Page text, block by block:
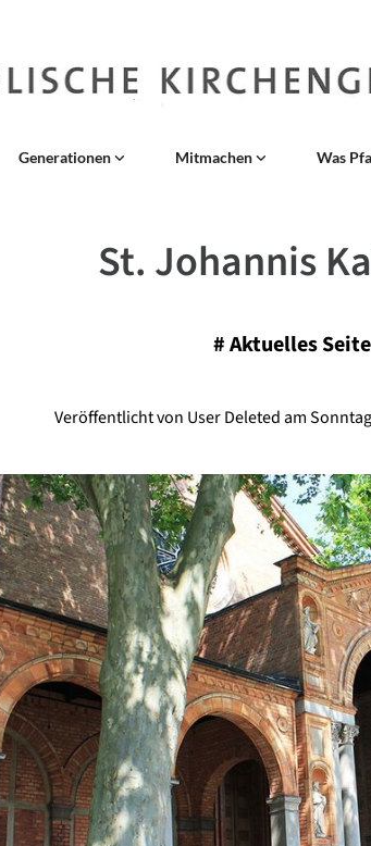
Generationen Mitmachen Was
St. Johannis
#Aktuelles Seite
Veröffentlicht von User Deleted am